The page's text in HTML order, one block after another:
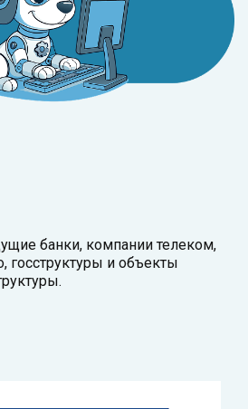
банки, компании телеком,
госструктуры и объекты